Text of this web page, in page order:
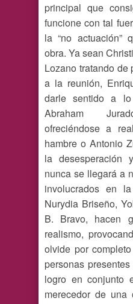
principal que
funcione con tal
la “no actuación”
obra. Ya sean
Lozano tratando de
a la reunión,
darle sentido a
Abraham
ofreciéndose a
hambre o Antonio
la desesperación
nunca se llegará a
involucrados en
Nurydia Briseño,
B. Bravo, hacen
realismo,
olvide por
personas
logro en conjunto
merecedor de